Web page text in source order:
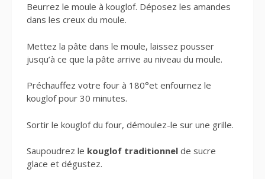
Beurrez le moule à kouglof. Déposez les amandes
dans les creux du moule.
Mettez la pâte dans le moule, laissez pousser
jusqu’à ce que la pâte arrive au niveau du moule.
Préchauffez votre four à 180°et enfournez le
kouglof pour 30 minutes.
Sortir le kouglof du four, démoulez-le sur une grille.
Saupoudrez le kouglof traditionnel de sucre
glace et dégustez.